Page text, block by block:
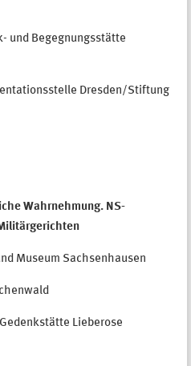
und Begegnungsstätte
Dresden/Stiftung
Wahrnehmung. NS-
Museum Sachsenhausen
Lieberose